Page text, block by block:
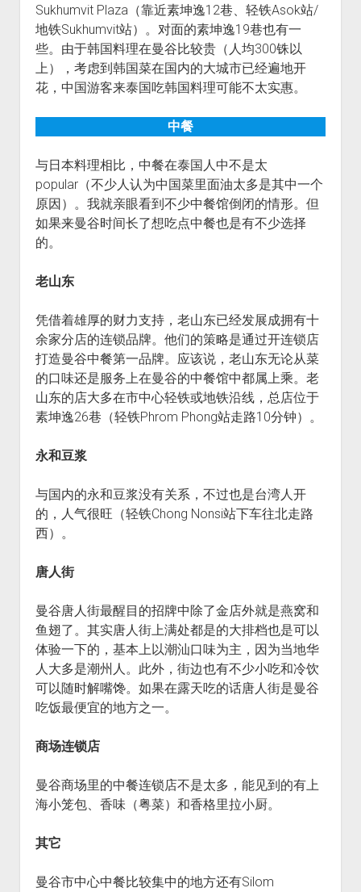
Sukhumvit Plaza（靠近素坤逸12巷、轻铁Asok站/
地铁Sukhumvit站）。对面的素坤逸19巷也有一
些。由于韩国料理在曼谷比较贵（人均300铢以
上），考虑到韩国菜在国内的大城市已经遍地开
花，中国游客来泰国吃韩国料理可能不太实惠。
中餐
与日本料理相比，中餐在泰国人中不是太
popular（不少人认为中国菜里面油太多是其中一个
原因）。我就亲眼看到不少中餐馆倒闭的情形。但
如果来曼谷时间长了想吃点中餐也是有不少选择
的。
老山东
凭借着雄厚的财力支持，老山东已经发展成拥有十
余家分店的连锁品牌。他们的策略是通过开连锁店
打造曼谷中餐第一品牌。应该说，老山东无论从菜
的口味还是服务上在曼谷的中餐馆中都属上乘。老
山东的店大多在市中心轻铁或地铁沿线，总店位于
素坤逸26巷（轻铁Phrom Phong站走路10分钟）。
永和豆浆
与国内的永和豆浆没有关系，不过也是台湾人开
的，人气很旺（轻铁Chong Nonsi站下车往北走路
西）。
唐人街
曼谷唐人街最醒目的招牌中除了金店外就是燕窝和
鱼翅了。其实唐人街上满处都是的大排档也是可以
体验一下的，基本上以潮汕口味为主，因为当地华
人大多是潮州人。此外，街边也有不少小吃和冷饮
可以随时解嘴馋。如果在露天吃的话唐人街是曼谷
吃饭最便宜的地方之一。
商场连锁店
曼谷商场里的中餐连锁店不是太多，能见到的有上
海小笼包、香味（粤菜）和香格里拉小厨。
其它
曼谷市中心中餐比较集中的地方还有Silom